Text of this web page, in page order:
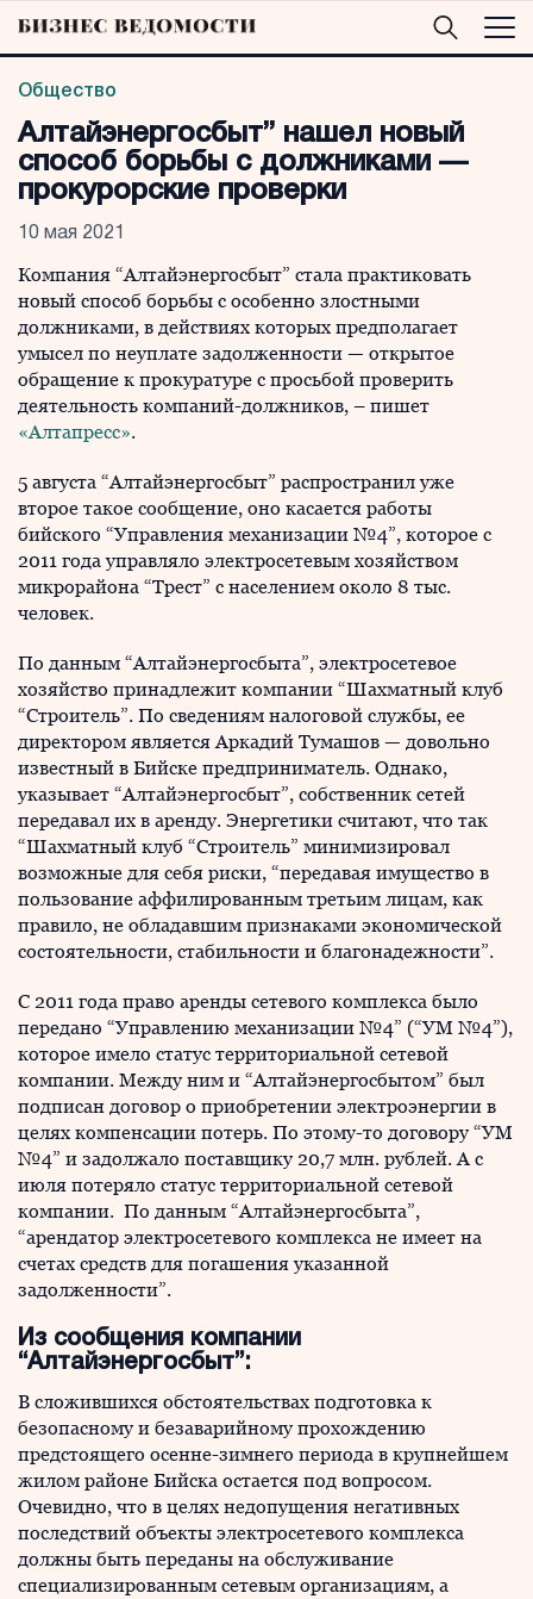
Общество
Алтайэнергосбыт” нашел новый
способ борьбы с должниками —
прокурорские проверки
10 мая 2021
Компания “Алтайэнергосбыт” стала практиковать
новый способ борьбы с особенно злостными
должниками, в действиях которых предполагает
умысел по неуплате задолженности — открытое
обращение к прокуратуре с просьбой проверить
деятельность компаний-должников, – пишет
«Алтапресс».
5 августа “Алтайэнергосбыт” распространил уже
второе такое сообщение, оно касается работы
бийского “Управления механизации №4”, которое с
2011 года управляло электросетевым хозяйством
микрорайона “Трест” с населением около 8 тыс.
человек.
По данным “Алтайэнергосбыта”, электросетевое
хозяйство принадлежит компании “Шахматный клуб
“Строитель”. По сведениям налоговой службы, ее
директором является Аркадий Тумашов — довольно
известный в Бийске предприниматель. Однако,
указывает “Алтайэнергосбыт”, собственник сетей
передавал их в аренду. Энергетики считают, что так
“Шахматный клуб “Строитель” минимизировал
возможные для себя риски, “передавая имущество в
пользование аффилированным третьим лицам, как
правило, не обладавшим признаками экономической
состоятельности, стабильности и благонадежности”.
С 2011 года право аренды сетевого комплекса было
передано “Управлению механизации №4” (“УМ №4”),
которое имело статус территориальной сетевой
компании. Между ним и “Алтайэнергосбытом” был
подписан договор о приобретении электроэнергии в
целях компенсации потерь. По этому-то договору “УМ
№4” и задолжало поставщику 20,7 млн. рублей. А с
июля потеряло статус территориальной сетевой
компании. По данным “Алтайэнергосбыта”,
“арендатор электросетевого комплекса не имеет на
счетах средств для погашения указанной
задолженности”.
Из сообщения компании
“Алтайэнергосбыт”:
В сложившихся обстоятельствах подготовка к
безопасному и безаварийному прохождению
предстоящего осенне-зимнего периода в крупнейшем
жилом районе Бийска остается под вопросом.
Очевидно, что в целях недопущения негативных
последствий объекты электросетевого комплекса
должны быть переданы на обслуживание
специализированным сетевым организациям, а